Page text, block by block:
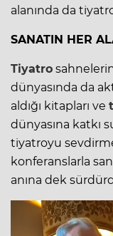
alanında da
SANATIN HER
Tiyatro
dünyasında da
aldığı kitapları ve
dünyasına katkı
tiyatroyu
konferanslarla
anına dek